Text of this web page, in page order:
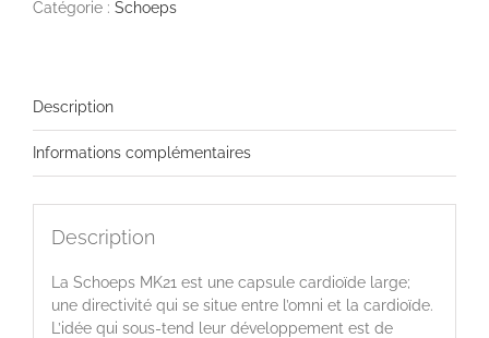
Catégorie : Schoeps
Description
Informations complémentaires
Description
La Schoeps MK21 est une capsule cardioïde large;
une directivité qui se situe entre l’omni et la cardioïde.
L’idée qui sous-tend leur développement est de